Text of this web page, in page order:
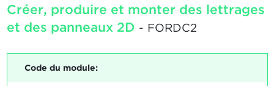
Créer, produire et monter des lettrages
et des panneaux 2D - FORDC2
Code du module: